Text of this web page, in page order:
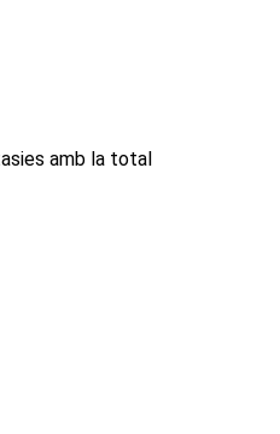
amb la total